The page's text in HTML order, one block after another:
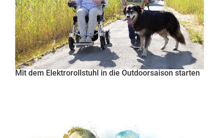
Mit dem Elektrorollstuhl in die Outdoorsaison starten